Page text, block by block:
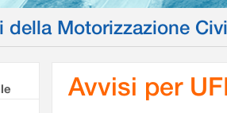
della Motorizzazione
Avvisi per